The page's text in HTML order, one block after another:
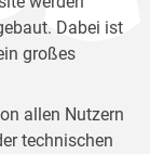
Dabei ist
großes
allen Nutzern
technischen